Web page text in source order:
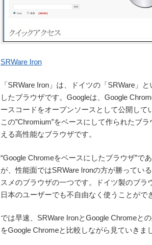
SRWare Iron
「SRWare Iron」は、ドイツの「SRWare」
したブラウザです。Googleは、Google
ースコードをオープンソースとして公開して
この”Chromium”をベースにして作られたブ
える高性能なブラウザです。
“Google Chromeをベースにしたブラウザ”で
が、性能面ではSRWare Ironの方が勝ってい
スメのブラウザの一つです。ドイツ製のブ
日本のユーザーでも不自由なく使うことがで
では早速、SRWare IronとGoogle Chromeと
をGoogle Chromeと比較しながら見ていきま